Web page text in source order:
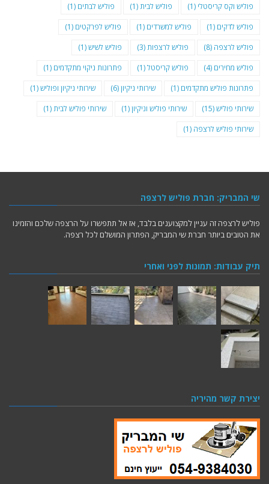
פוליש וקס קריסטלי (1) פוליש לבית(1) פוליש לבתים (1)
פוליש לדקים (1) פוליש למשרדים (1) פוליש לפרקטים (1)
פוליש לרצפה (8) פוליש לרצפות(3) פוליש לשיש(1)
פוליש מחירים (4) פוליש קריסטל(1) פתרונות ניקוי מתקדמים (1)
פתרונות פוליש מתקדמים (1) שירותי ניקיון(6) שירותי ניקיון ופוליש(1)
שירותי פוליש(15) שירותי פוליש וניקיון(1) שירותי פוליש לבית(1)
שירותי פוליש לרצפה (1)
שי המבריק: חברת פוליש לרצפה
פוליש לרצפה זה עניין למקצוענים בלבד, אז אל תתפשרו על הרצפה שלכם והזמינו
את הטובים ביותר חברת שי המבריק, הפתרון המושלם לכל רצפה.
תיק עבודות: תמונות לפני ואחרי
יצירת קשר מהיריה